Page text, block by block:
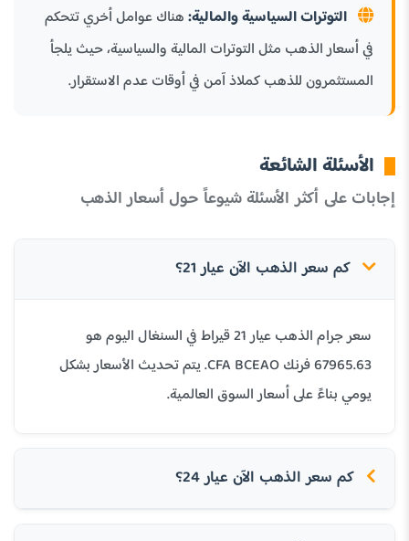
التوترات السياسية والمالية:هناك عوامل أخري تتحكم
في أسعار الذهب مثل التوترات المالية والسياسية، حيث يلجأ
المستثمرون للذهب كملاذ آمن في أوقات عدم الاستقرار.
الأسئلة الشائعة
إجابات على أكثر الأسئلة شيوعاً حول أسعار الذهب
كم سعر الذهب الآن عيار 21؟
سعر جرام الذهب عيار 21 قيراط في السنغال اليوم هو
67965.63 فرنك CFA BCEAO. يتم تحديث الأسعار بشكل
يومي بناءً على أسعار السوق العالمية.
كم سعر الذهب الآن عيار 24؟